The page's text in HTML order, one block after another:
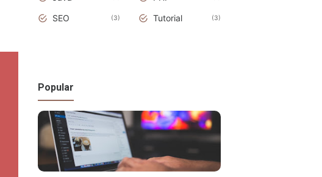
SEO 3 Tutorial 3
Popular